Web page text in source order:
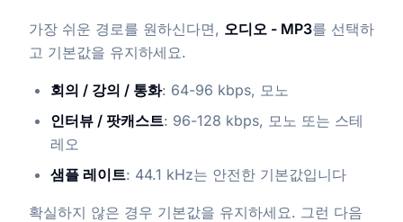
가장 쉬운 경로를 원하신다면, 오디오 - MP3를 선택하
고 기본값을 유지하세요.
회의 / 강의 / 통화: 64-96 kbps, 모노
인터뷰 / 팟캐스트: 96-128 kbps, 모노 또는 스테
레오
샘플 레이트: 44.1 kHz는 안전한 기본값입니다
확실하지 않은 경우 기본값을 유지하세요. 그런 다음